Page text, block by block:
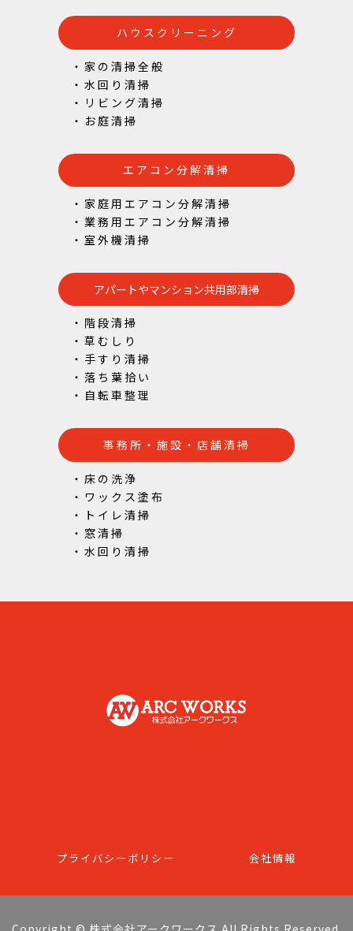
ハウスクリーニング
・家の清掃全般
・水回り清掃
・リビング清掃
・お庭清掃
エアコン分解清掃
・家庭用エアコン分解清掃
・業務用エアコン分解清掃
・室外機清掃
アパートやマンション共用部清掃
・階段清掃
・草むしり
・手すり清掃
・落ち葉拾い
・自転車整理
事務所・施設・店舗清掃
・床の洗浄
・ワックス塗布
・トイレ清掃
・窓清掃
・水回り清掃
プライバシーポリシー 会社情報